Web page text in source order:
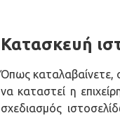
Κατασκευή
Όπως καταλαβαίνετε,
να καταστεί η
σχεδιασμός